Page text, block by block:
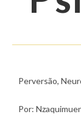
Perversão,
Por: